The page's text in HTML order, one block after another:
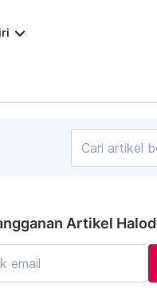
keyboard_arrow_down
Artikel